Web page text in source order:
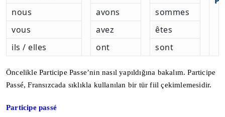
nous
avons
sommes
vous
avez
êtes
ils / elles
ont sont
Öncelikle Participe Passe’nin nasıl yapıldığına bakalım. Participe
Passé, Fransızcada sıklıkla kullanılan bir tür fiil çekimlemesidir.
Participe passé